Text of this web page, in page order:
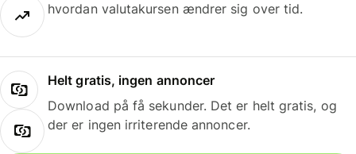
hvordan valutakursen ændrer sig over tid.
Helt gratis, ingen annoncer
Download på få sekunder. Det er helt gratis, og
der er ingen irriterende annoncer.